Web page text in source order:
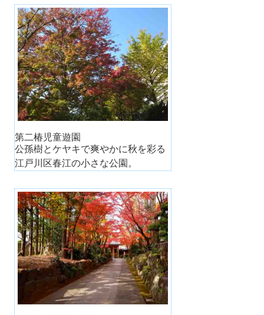
第二椿児童遊園
公孫樹とケヤキで爽やかに秋を彩る
江戸川区春江の小さな公園。